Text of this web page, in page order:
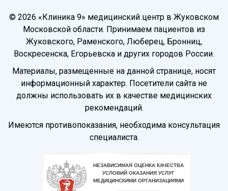
© 2026 «Клиника 9» медицинский центр в Жуковском
Московской области. Принимаем пациентов из
Жуковского, Раменского, Люберец, Бронниц,
Воскресенска, Егорьевска и других городов России.
Материалы, размещенные на данной странице, носят
информационный характер. Посетители сайта не
должны использовать их в качестве медицинских
рекомендаций.
Имеются противопоказания, необходима консультация
специалиста.